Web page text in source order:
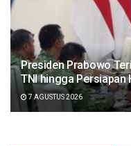
Presiden Prabowo
TNI hingga Persiapan
7 AGUSTUS 2026